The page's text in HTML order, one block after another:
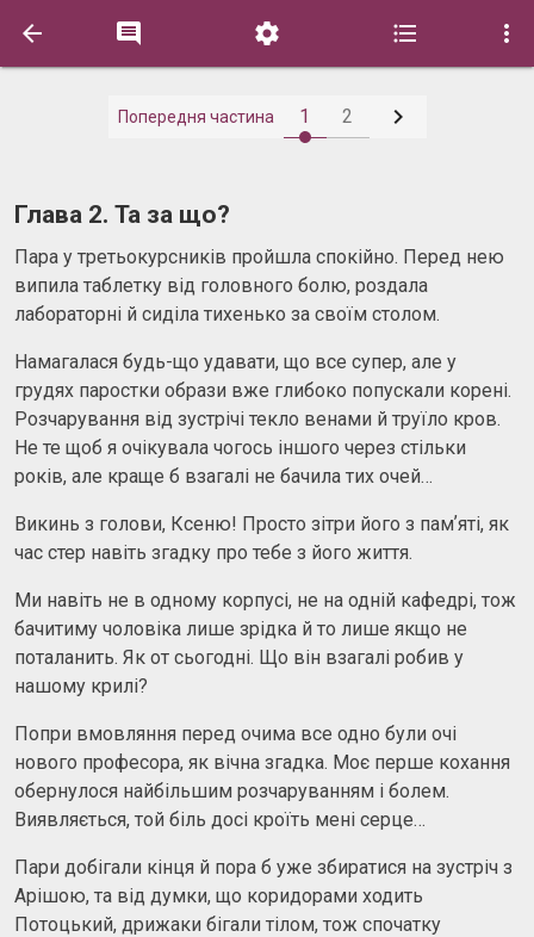
    
Попередня частина 1 2 
Глава 2. Та за що?
Пара у третьокурсників пройшла спокійно. Перед нею
випила таблетку від головного болю, роздала
лабораторні й сиділа тихенько за своїм столом.
Намагалася будь-що удавати, що все супер, але у
грудях паростки образи вже глибоко попускали корені.
Розчарування від зустрічі текло венами й труїло кров.
Не те щоб я очікувала чогось іншого через стільки
років, але краще б взагалі не бачила тих очей…
Викинь з голови, Ксеню! Просто зітри його з памʼяті, як
час стер навіть згадку про тебе з його життя.
Ми навіть не в одному корпусі, не на одній кафедрі, тож
бачитиму чоловіка лише зрідка й то лише якщо не
поталанить. Як от сьогодні. Що він взагалі робив у
нашому крилі?
Попри вмовляння перед очима все одно були очі
нового професора, як вічна згадка. Моє перше кохання
обернулося найбільшим розчаруванням і болем.
Виявляється, той біль досі кроїть мені серце…
Пари добігали кінця й пора б уже збиратися на зустріч з
Арішою, та від думки, що коридорами ходить
Потоцький, дрижаки бігали тілом, тож спочатку